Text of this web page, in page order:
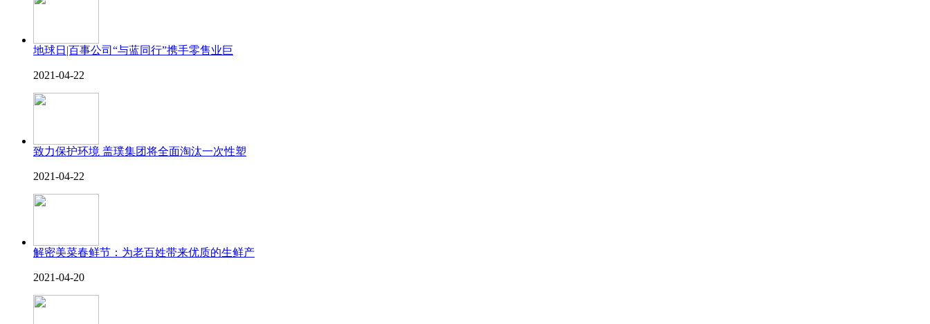
地球日|百事公司“与蓝同行”携手零售业巨
2021-04-22
致力保护环境 盖璞集团将全面淘汰一次性塑
2021-04-22
解密美菜春鲜节：为老百姓带来优质的生鲜产
2021-04-20